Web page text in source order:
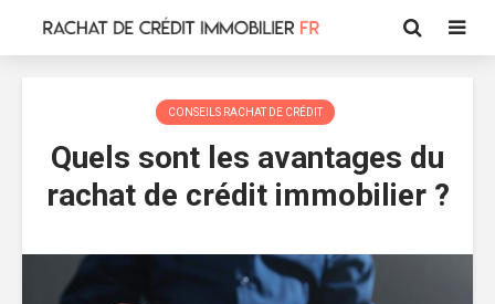
CONSEILS RACHAT DE CRÉDIT
Quels sont les avantages du
rachat de crédit immobilier ?